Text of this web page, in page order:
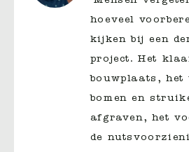
hoeveel
kijken bij een
project. Het
bouwplaats, het
bomen en
afgraven, het
de